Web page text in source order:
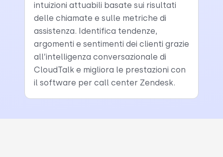
intuizioni attuabili basate sui risultati
delle chiamate e sulle metriche di
assistenza. Identifica tendenze,
argomenti e sentimenti dei clienti grazie
all’intelligenza conversazionale di
CloudTalk e migliora le prestazioni con
il software per call center Zendesk.